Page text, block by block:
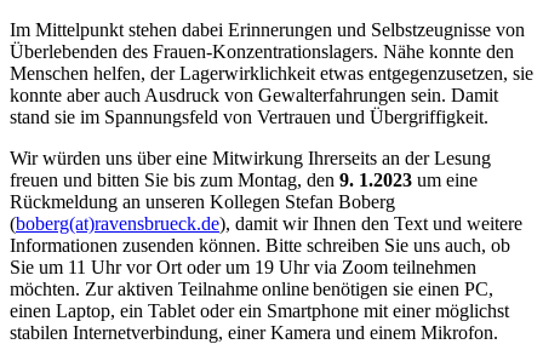
Im Mittelpunkt stehen dabei Erinnerungen und Selbstzeugnisse von
Überlebenden des Frauen-Konzentrationslagers. Nähe konnte den
Menschen helfen, der Lagerwirklichkeit etwas entgegenzusetzen, sie
konnte aber auch Ausdruck von Gewalterfahrungen sein. Damit
stand sie im Spannungsfeld von Vertrauen und Übergriffigkeit.
Wir würden uns über eine Mitwirkung Ihrerseits an der Lesung
freuen und bitten Sie bis zum Montag, den 9. 1.2023 um eine
Rückmeldung an unseren Kollegen Stefan Boberg
(boberg(at)ravensbrueck.de), damit wir Ihnen den Text und weitere
Informationen zusenden können. Bitte schreiben Sie uns auch, ob
Sie um 11 Uhr vor Ort oder um 19 Uhr via Zoom teilnehmen
möchten. Zur aktiven Teilnahme online benötigen sie einen PC,
einen Laptop, ein Tablet oder ein Smartphone mit einer möglichst
stabilen Internetverbindung, einer Kamera und einem Mikrofon.